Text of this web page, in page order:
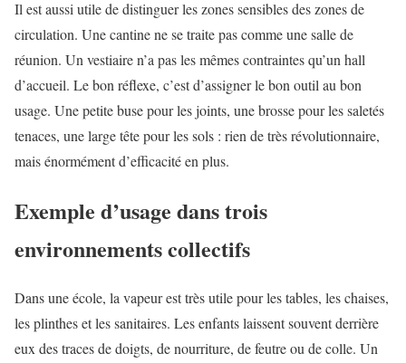
Il est aussi utile de distinguer les zones sensibles des zones de
circulation. Une cantine ne se traite pas comme une salle de
réunion. Un vestiaire n’a pas les mêmes contraintes qu’un hall
d’accueil. Le bon réflexe, c’est d’assigner le bon outil au bon
usage. Une petite buse pour les joints, une brosse pour les saletés
tenaces, une large tête pour les sols : rien de très révolutionnaire,
mais énormément d’efficacité en plus.
Exemple d’usage dans trois
environnements collectifs
Dans une école, la vapeur est très utile pour les tables, les chaises,
les plinthes et les sanitaires. Les enfants laissent souvent derrière
eux des traces de doigts, de nourriture, de feutre ou de colle. Un